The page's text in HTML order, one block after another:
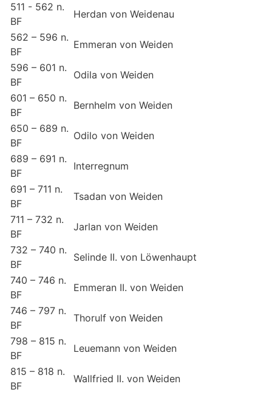
511 - 562 n.
BF
Herdan von Weidenau
562 – 596 n.
BF
Emmeran von Weiden
596 – 601 n.
BF
Odila von Weiden
601 – 650 n.
BF
Bernhelm von Weiden
650 – 689 n.
BF
Odilo von Weiden
689 – 691 n.
BF
Interregnum
691 – 711 n.
BF
Tsadan von Weiden
711 – 732 n.
BF
Jarlan von Weiden
732 – 740 n.
BF
Selinde II. von Löwenhaupt
740 – 746 n.
BF
Emmeran II. von Weiden
746 – 797 n.
BF
Thorulf von Weiden
798 – 815 n.
BF
Leuemann von Weiden
815 – 818 n.
BF
Wallfried II. von Weiden